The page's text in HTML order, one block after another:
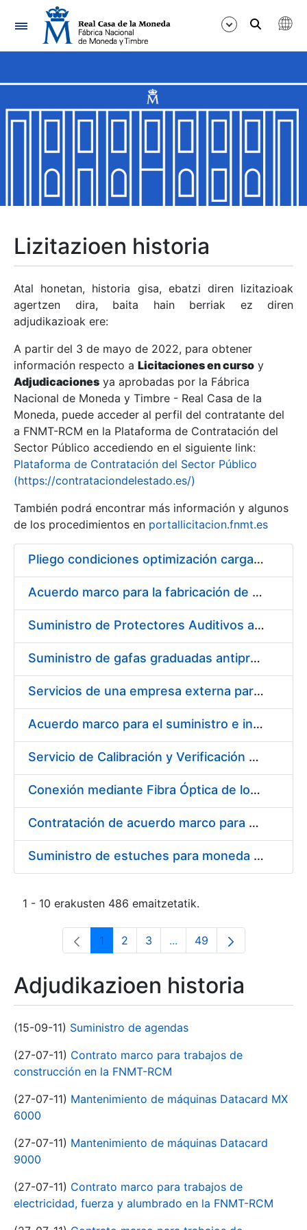
Nabigazioa
Erakutsi/Ezkutatu
Erakutsi/Ezkutatu
Erakutsi/Ezkutatu
Erakutsi/Ezkutatu
Erakutsi/Ezkutatu
Erakutsi/Ezkutatu
Erakutsi/Ezkutatu
Erakutsi/Ezkutatu
Lizitazioen historia
Atal honetan, historia gisa, ebatzi diren lizitazioak
agertzen dira, baita hain berriak ez diren
adjudikazioak ere:
A partir del 3 de mayo de 2022, para obtener
información respecto a Licitaciones en curso y
Adjudicaciones ya aprobadas por la Fábrica
Nacional de Moneda y Timbre - Real Casa de la
Moneda, puede acceder al perfil del contratante del
a FNMT-RCM en la Plataforma de Contratación del
Sector Público accediendo en el siguiente link:
Plataforma de Contratación del Sector Público
(https://contrataciondelestado.es/)
También podrá encontrar más información y algunos
de los procedimientos en portallicitacion.fnmt.es
Pliego condiciones optimización cargas compras firmado
Acuerdo marco para la fabricación de piezas
Suministro de Protectores Auditivos a medida para las personas trabajadoras de los Centros de Trabajo de Madrid y Burgos
Suministro de gafas graduadas antiproyecciones para los trabajadores de la FNMT-RCM en los centros de trabajo de Madrid y Burgos
Servicios de una empresa externa para el asesoramiento y resolución de los recursos de alzada que se presentan relacionados con procesos de selección para la FNMT-RCM
Acuerdo marco para el suministro e instalación de persianas, estores y otros complementos
Servicio de Calibración y Verificación Externa de los Equipos de Medición del Servicio de Prevención de la FNMT-RCM
Conexión mediante Fibra Óptica de los Centros de Proceso de Datos (CPDs) de las sedes de la FNMT-RCM de Burgos y Madrid
Contratación de acuerdo marco para el Suministro de Material de Electricidad para la Fábrica Nacional de Moneda y Timbre-Real Casa de la Moneda en su centro de trabajo de Burgos
Suministro de estuches para moneda de 30 €
1 - 10 erakusten 486 emaitzetatik.
Orrialdea
1 Orrialdea
2 Orrialdea
3 ...Intermediate Pages Use
Orrialdea
49
Adjudikazioen historia
(15-09-11) Suministro de agendas
(27-07-11) Contrato marco para trabajos de
construcción en la FNMT-RCM
(27-07-11) Mantenimiento de máquinas Datacard MX
6000
(27-07-11) Mantenimiento de máquinas Datacard
9000
(27-07-11) Contrato marco para trabajos de
electricidad, fuerza y alumbrado en la FNMT-RCM